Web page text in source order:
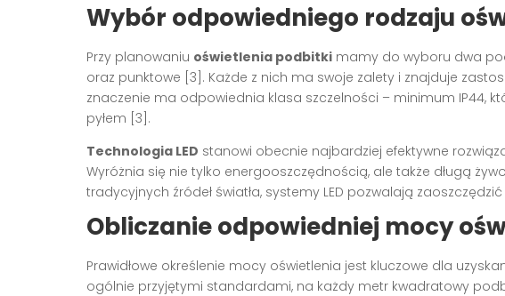
Wybór odpowiedniego rodzaju
Przy planowaniu oświetlenia podbitki mamy do wyboru dwa
oraz punktowe [3]. Każde z nich ma swoje zalety i znajduje
znaczenie ma odpowiednia klasa szczelności – minimum IP44,
pyłem [3].
Technologia LED stanowi obecnie najbardziej efektywne
Wyróżnia się nie tylko energooszczędnością, ale także długą
tradycyjnych źródeł światła, systemy LED pozwalają
Obliczanie odpowiedniej mocy
Prawidłowe określenie mocy oświetlenia jest kluczowe dla
ogólnie przyjętymi standardami, na każdy metr kwadratowy